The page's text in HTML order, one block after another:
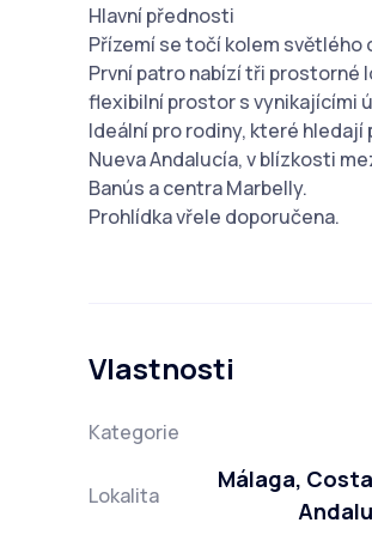
Hlavní přednosti
Přízemí se točí kolem
První patro nabízí tři prostorné
flexibilní prostor s vynikajícími
Ideální pro rodiny, které
Nueva Andalucía, v blízkosti
Banús a centra Marbelly.
Prohlídka vřele doporučena.
Vlastnosti
Kategorie
Lokalita
Málaga,